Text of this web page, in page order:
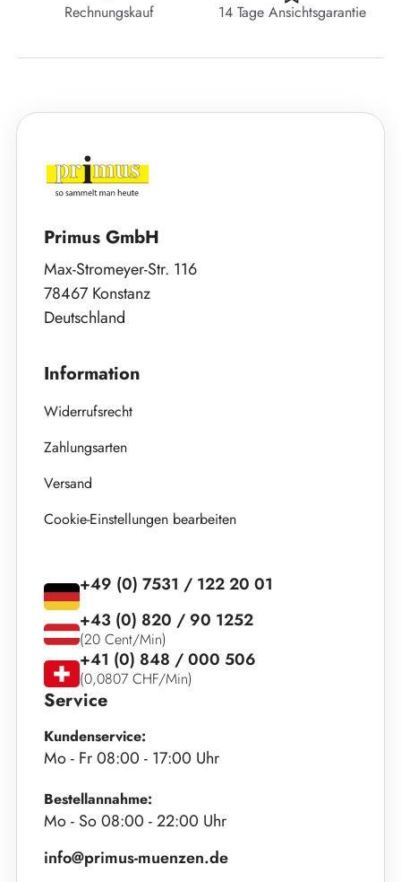
Rechnungskauf 14 Tage Ansichtsgarantie
Primus GmbH
Max-Stromeyer-Str. 116
78467 Konstanz
Deutschland
Information
Widerrufsrecht
Zahlungsarten
Versand
Cookie-Einstellungen bearbeiten
Service
Kundenservice:
Mo - Fr 08:00 - 17:00 Uhr
Bestellannahme:
Mo - So 08:00 - 22:00 Uhr
info@primus-muenzen.de
+49 (0) 7531 / 122 20 01
+43 (0) 820 / 90 1252
(20 Cent/Min)
+41 (0) 848 / 000 506
(0,0807 CHF/Min)